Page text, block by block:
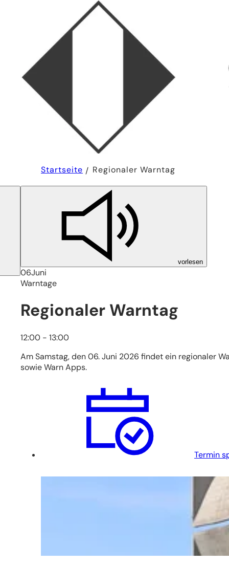
Startseite Regionaler Warntag
vorlesen
06Juni
Warntage
Regionaler Warntag
12:00 - 13:00
Am Samstag, den 06. Juni 2026 findet ein regionaler
sowie Warn Apps.
Termin